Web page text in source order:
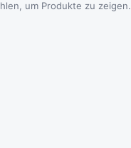
um Produkte zu zeigen.